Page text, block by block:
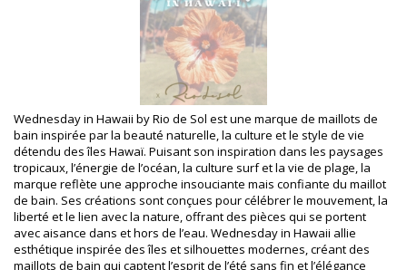
Département: Femme, Bas de maillot de bain
Ce produit comprend: 1 x Bas de maillot de bain (Autres
accessoires non inclus)
HS CODE (Code douanes): 6112.41.0010
EAN: XS (7899810394460), S (7899810394477), M (7899810394484),
Poids: 45g / 0.1lb / 1.59oz
Photos retouchées
Instructions de lavage et
d'entretien
Instructions d'entretien pour: Wednesday in Hawaii by
Rio de Sol Bottom Hibiscus Kaleia
Vous voulez profiter de votre nouveau bikini pour quelques saisons
? Si c'est le cas, vous devez apprendre à en prendre soin. La qualité
Wednesday in Hawaii by Rio de Sol est une marque de maillots de
bain inspirée par la beauté naturelle, la culture et le style de vie
détendu des îles Hawaï. Puisant son inspiration dans les paysages
tropicaux, l’énergie de l’océan, la culture surf et la vie de plage, la
marque reflète une approche insouciante mais confiante du maillot
de bain. Ses créations sont conçues pour célébrer le mouvement, la
liberté et le lien avec la nature, offrant des pièces qui se portent
avec aisance dans et hors de l’eau. Wednesday in Hawaii allie
esthétique inspirée des îles et silhouettes modernes, créant des
maillots de bain qui captent l’esprit de l’été sans fin et l’élégance